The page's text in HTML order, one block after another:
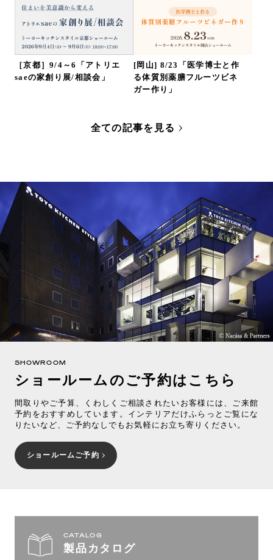
［京都］9/4～6「アトリエ
saeの家創り展/相談会」
[岡山] 8/23「医学博士と作
る体質別薬膳フルーツビネ
ガー作り」
全ての記事を見る
SHOWROOM
ショールームのご予約はこちら
間取りやご予算、くわしくご相談されたいお客様には、ご来館
予約をおすすめしています。インテリアだけふらっとご覧にな
りたいなど、ご予約なしでもお気軽にお立ち寄りください。
ショールームご予約
CATALOG
製品カタログ